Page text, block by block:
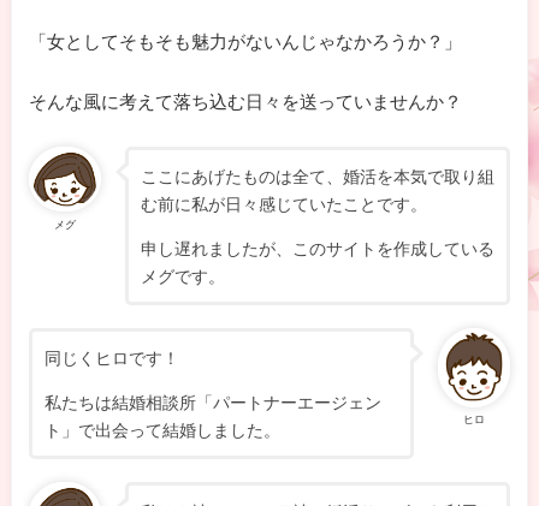
「女としてそもそも魅力がないんじゃなかろうか？」
そんな風に考えて落ち込む日々を送っていませんか？
メグ
ここにあげたものは全て、婚活を本気で取り組
む前に私が日々感じていたことです。
申し遅れましたが、このサイトを作成している
メグです。
ヒロ
同じくヒロです！
私たちは結婚相談所「パートナーエージェン
ト」で出会って結婚しました。